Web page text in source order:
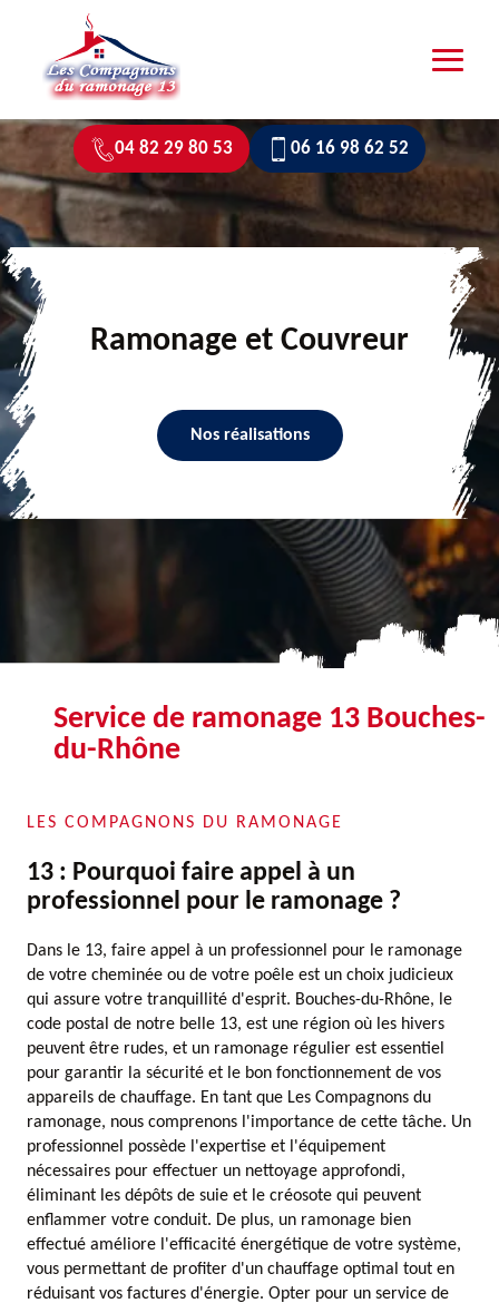
04 82 29 80 53 06 16 98 62 52
Ramonage et Couvreur
Nos réalisations
Service de ramonage 13 Bouches-
du-Rhône
LES COMPAGNONS DU RAMONAGE
13 : Pourquoi faire appel à un
professionnel pour le ramonage ?
Dans le 13, faire appel à un professionnel pour le ramonage
de votre cheminée ou de votre poêle est un choix judicieux
qui assure votre tranquillité d'esprit. Bouches-du-Rhône, le
code postal de notre belle 13, est une région où les hivers
peuvent être rudes, et un ramonage régulier est essentiel
pour garantir la sécurité et le bon fonctionnement de vos
appareils de chauffage. En tant que Les Compagnons du
ramonage, nous comprenons l'importance de cette tâche. Un
professionnel possède l'expertise et l'équipement
nécessaires pour effectuer un nettoyage approfondi,
éliminant les dépôts de suie et le créosote qui peuvent
enflammer votre conduit. De plus, un ramonage bien
effectué améliore l'efficacité énergétique de votre système,
vous permettant de profiter d'un chauffage optimal tout en
réduisant vos factures d'énergie. Opter pour un service de